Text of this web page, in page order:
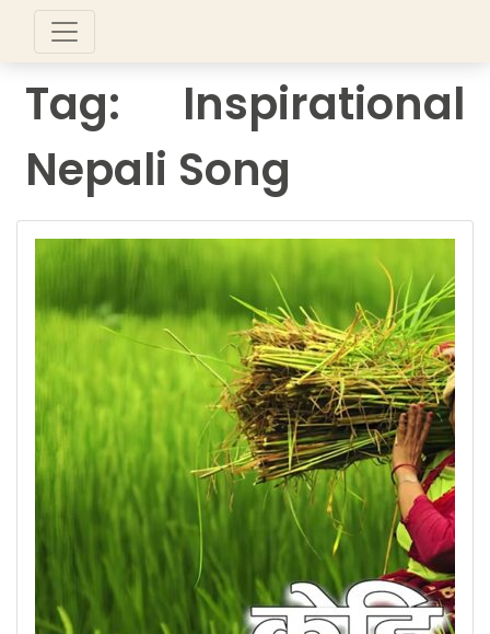
Tag: Inspirational
Nepali Song